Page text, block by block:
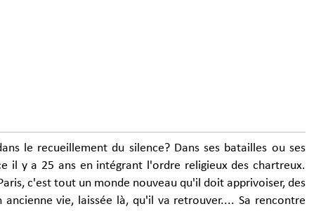
le recueillement du silence? Dans ses batailles ou ses
il y a 25 ans en intégrant l'ordre religieux des chartreux.
c'est tout un monde nouveau qu'il doit apprivoiser, des
vie, laissée là, qu'il va retrouver.... Sa rencontre